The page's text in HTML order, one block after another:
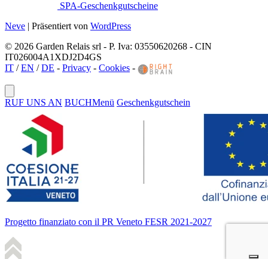
SPA-Geschenkgutscheine
Neve | Präsentiert von WordPress
© 2026 Garden Relais srl - P. Iva: 03550620268 - CIN
IT026004A1XDJ2D4GS
IT /EN /DE - Privacy - Cookies -
RUF UNS AN BUCHMenü Geschenkgutschein
Progetto finanziato con il PR Veneto FESR 2021-2027